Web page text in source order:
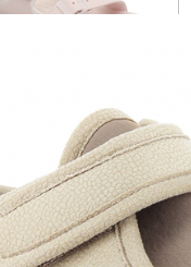
EVA LIGHT ROSE
1029690